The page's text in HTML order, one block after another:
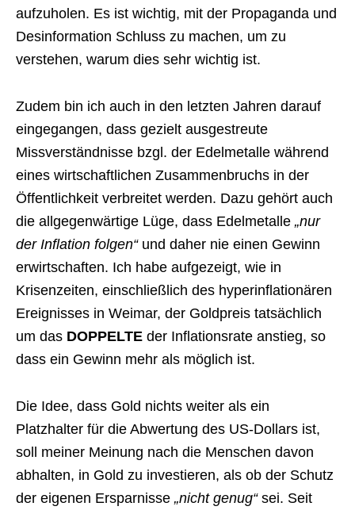
aufzuholen. Es ist wichtig, mit der Propaganda und
Desinformation Schluss zu machen, um zu
verstehen, warum dies sehr wichtig ist.
Zudem bin ich auch in den letzten Jahren darauf
eingegangen, dass gezielt ausgestreute
Missverständnisse bzgl. der Edelmetalle während
eines wirtschaftlichen Zusammenbruchs in der
Öffentlichkeit verbreitet werden. Dazu gehört auch
die allgegenwärtige Lüge, dass Edelmetalle „nur
der Inflation folgen“und daher nie einen Gewinn
erwirtschaften. Ich habe aufgezeigt, wie in
Krisenzeiten, einschließlich des hyperinflationären
Ereignisses in Weimar, der Goldpreis tatsächlich
um das DOPPELTE der Inflationsrate anstieg, so
dass ein Gewinn mehr als möglich ist.
Die Idee, dass Gold nichts weiter als ein
Platzhalter für die Abwertung des US-Dollars ist,
soll meiner Meinung nach die Menschen davon
abhalten, in Gold zu investieren, als ob der Schutz
der eigenen Ersparnisse „nicht genug“sei. Seit